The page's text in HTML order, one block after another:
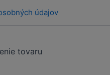
údajov
tovaru